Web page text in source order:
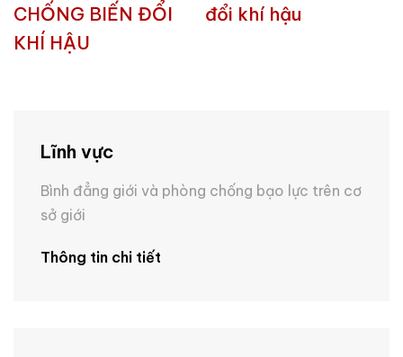
CHỐNG BIẾN ĐỔI
KHÍ HẬU
đổi khí hậu
Lĩnh vực
Bình đẳng giới và phòng chống bạo lực trên cơ
sở giới
Thông tin chi tiết